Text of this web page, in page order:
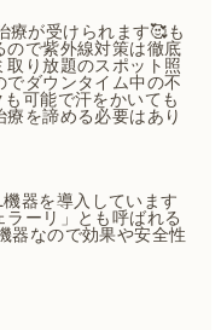
が受けられます🥰も
で紫外線対策は徹底
取り放題のスポット照
ダウンタイム中の不
可能で汗をかいても
を諦める必要はあり
器を導入しています
ーリ」とも呼ばれる
なので効果や安全性